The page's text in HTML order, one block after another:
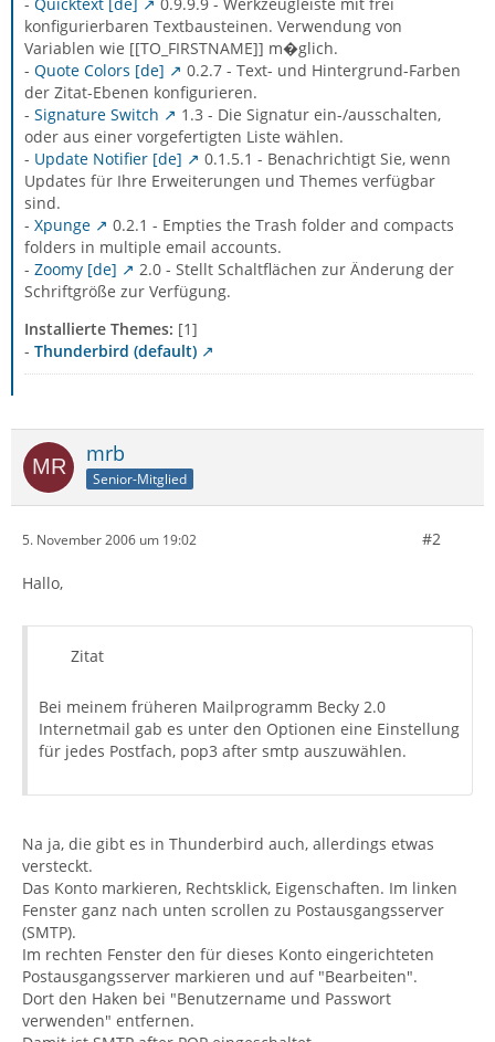
konfigurierbaren Textbausteinen. Verwendung von
Variablen wie [[TO_FIRSTNAME]] m�glich.
- Quote Colors [de]
0.2.7 - Text- und Hintergrund-Farben
der Zitat-Ebenen konfigurieren.
- Signature Switch
1.3 - Die Signatur ein-/ausschalten,
oder aus einer vorgefertigten Liste wählen.
- Update Notifier [de]
0.1.5.1 - Benachrichtigt Sie, wenn
Updates für Ihre Erweiterungen und Themes verfügbar
sind.
- Xpunge
0.2.1 - Empties the Trash folder and compacts
folders in multiple email accounts.
- Zoomy [de]
2.0 - Stellt Schaltflächen zur Änderung der
Schriftgröße zur Verfügung.
Installierte Themes: [1]
- Thunderbird (default)
mrb
Senior-Mitglied
5. November 2006 um 19:02 #2
Hallo,
Zitat
Bei meinem früheren Mailprogramm Becky 2.0
Internetmail gab es unter den Optionen eine Einstellung
für jedes Postfach, pop3 after smtp auszuwählen.
Na ja, die gibt es in Thunderbird auch, allerdings etwas
versteckt.
Das Konto markieren, Rechtsklick, Eigenschaften. Im linken
Fenster ganz nach unten scrollen zu Postausgangsserver
(SMTP).
Im rechten Fenster den für dieses Konto eingerichteten
Postausgangsserver markieren und auf "Bearbeiten".
Dort den Haken bei "Benutzername und Passwort
verwenden" entfernen.